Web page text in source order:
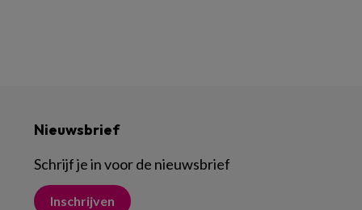
Nieuwsbrief
Schrijf je in voor de nieuwsbrief
Inschrijven